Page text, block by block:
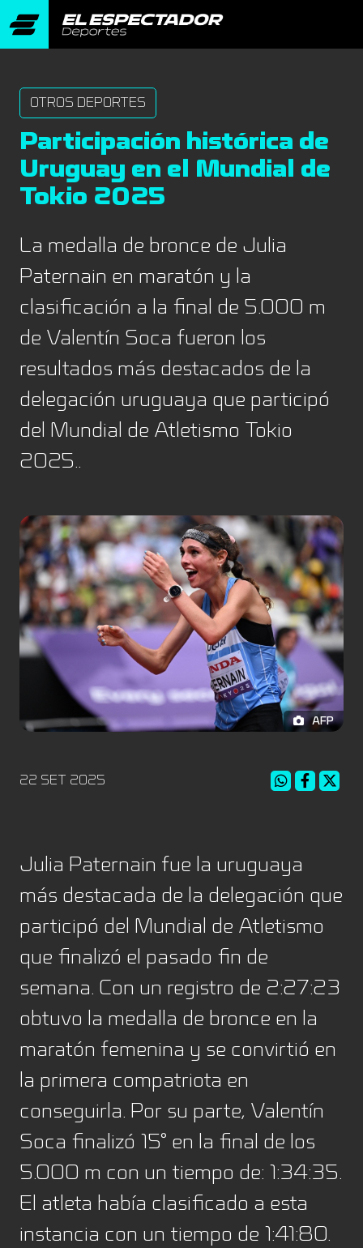
OTROS DEPORTES
Participación histórica de
Uruguay en el Mundial de
Tokio 2025
La medalla de bronce de Julia
Paternain en maratón y la
clasificación a la final de 5.000 m
de Valentín Soca fueron los
resultados más destacados de la
delegación uruguaya que participó
del Mundial de Atletismo Tokio
2025..
AFP
22 SET 2025
Julia Paternain fue la uruguaya
más destacada de la delegación que
participó del Mundial de Atletismo
que finalizó el pasado fin de
semana. Con un registro de 2:27:23
obtuvo la medalla de bronce en la
maratón femenina y se convirtió en
la primera compatriota en
conseguirla. Por su parte, Valentín
Soca finalizó 15° en la final de los
5.000 m con un tiempo de: 1:34:35.
El atleta había clasificado a esta
instancia con un tiempo de 1:41:80.